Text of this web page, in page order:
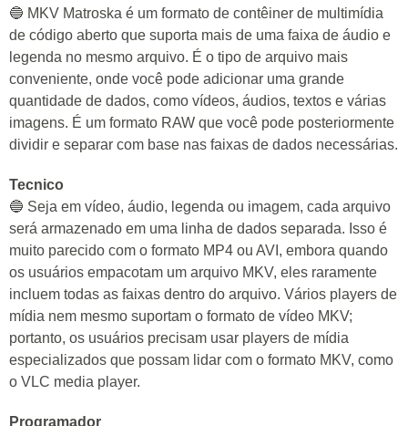
🔵 MKV Matroska é um formato de contêiner de multimídia
de código aberto que suporta mais de uma faixa de áudio e
legenda no mesmo arquivo. É o tipo de arquivo mais
conveniente, onde você pode adicionar uma grande
quantidade de dados, como vídeos, áudios, textos e várias
imagens. É um formato RAW que você pode posteriormente
dividir e separar com base nas faixas de dados necessárias.
Tecnico
🔵 Seja em vídeo, áudio, legenda ou imagem, cada arquivo
será armazenado em uma linha de dados separada. Isso é
muito parecido com o formato MP4 ou AVI, embora quando
os usuários empacotam um arquivo MKV, eles raramente
incluem todas as faixas dentro do arquivo. Vários players de
mídia nem mesmo suportam o formato de vídeo MKV;
portanto, os usuários precisam usar players de mídia
especializados que possam lidar com o formato MKV, como
o VLC media player.
Programador